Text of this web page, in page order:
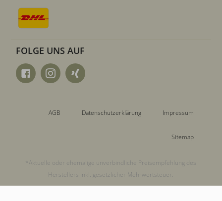
FOLGE UNS AUF
AGB Datenschutzerklärung Impressum
Sitemap
*Aktuelle oder ehemalige unverbindliche Preisempfehlung des
Herstellers inkl. gesetzlicher Mehrwertsteuer.